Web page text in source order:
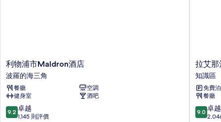
利
物
浦
市
Maldron
酒
店
利物浦市Maldron酒店
波羅的海三角
餐廳
空調
健身室
酒吧
9.2
分
9.2 卓越
1,145 則評價
拉
艾
那
酒
店
知
識
拉艾那
知識區
免費
餐廳
9.0
分
9.0 卓越